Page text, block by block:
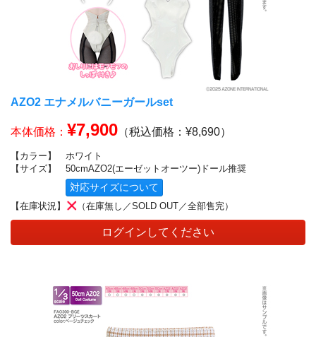
AZO2 エナメルバニーガールset
本体価格： ¥7,900 （税込価格：¥8,690）
【カラー】
ホワイト
【サイズ】
50cmAZO2(エーゼットオーツー)ドール推奨
対応サイズについて
【在庫状況】 （在庫無し／SOLD OUT／全部售完）
ログインしてください